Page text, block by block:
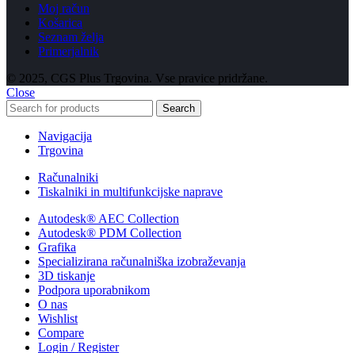
Moj račun
Košarica
Seznam želja
Primerjalnik
© 2025, CGS Plus Trgovina. Vse pravice pridržane.
Close
Search
Navigacija
Trgovina
Računalniki
Tiskalniki in multifunkcijske naprave
Autodesk® AEC Collection
Autodesk® PDM Collection
Grafika
Specializirana računalniška izobraževanja
3D tiskanje
Podpora uporabnikom
O nas
Wishlist
Compare
Login / Register